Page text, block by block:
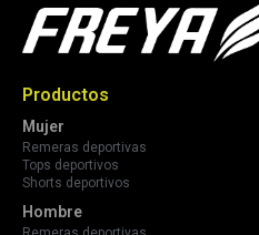
Productos
Mujer
Remeras deportivas
Tops deportivos
Shorts deportivos
Hombre